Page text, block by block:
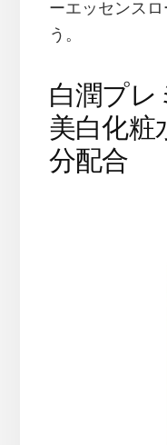
ーエッセンス
う。
白潤プレ
美白化粧
分配合